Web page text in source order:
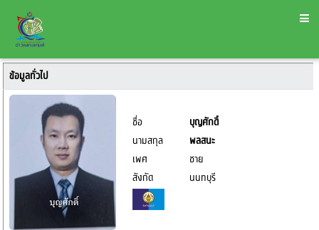
ข้อมูลทั่วไป
ชื่อ
บุญศักดิ์
นามสกุล
พลสนะ
เพศ
ชาย
สังกัด
นนทบุรี